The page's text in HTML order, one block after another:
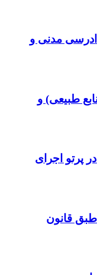
مدنی و
طبیعی) و
پرتو اجرای
قانون